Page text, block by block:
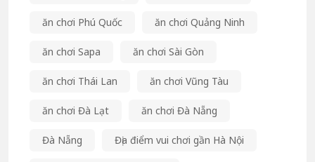
ăn chơi Phú Quốc ăn chơi Quảng Ninh
ăn chơi Sapa ăn chơi Sài Gòn
ăn chơi Thái Lan ăn chơi Vũng Tàu
ăn chơi Đà Lạt ăn chơi Đà Nẵng
Đà Nẵng Địa điểm vui chơi gần Hà Nội